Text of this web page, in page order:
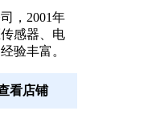
，2001年
感器、电
验丰富。
看店铺